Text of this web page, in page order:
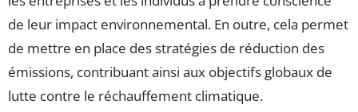
de leur impact environnemental. En outre, cela permet
de mettre en place des stratégies de réduction des
émissions, contribuant ainsi aux objectifs globaux de
lutte contre le réchauffement climatique.